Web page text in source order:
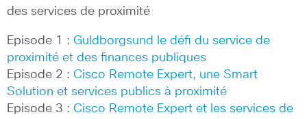
des services de proximité
Episode 1 : Guldborgsund le défi du service de
proximité et des finances publiques
Episode 2 : Cisco Remote Expert, une Smart
Solution et services publics à proximité
Episode 3 : Cisco Remote Expert et les services de